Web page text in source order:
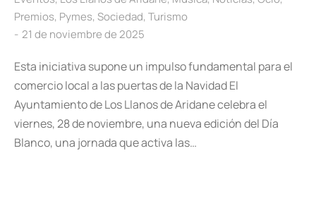
Premios, Pymes, Sociedad, Turismo
21 de noviembre de 2025
Esta iniciativa supone un impulso fundamental para el
comercio local a las puertas de la Navidad El
Ayuntamiento de Los Llanos de Aridane celebra el
viernes, 28 de noviembre, una nueva edición del Día
Blanco, una jornada que activa las…